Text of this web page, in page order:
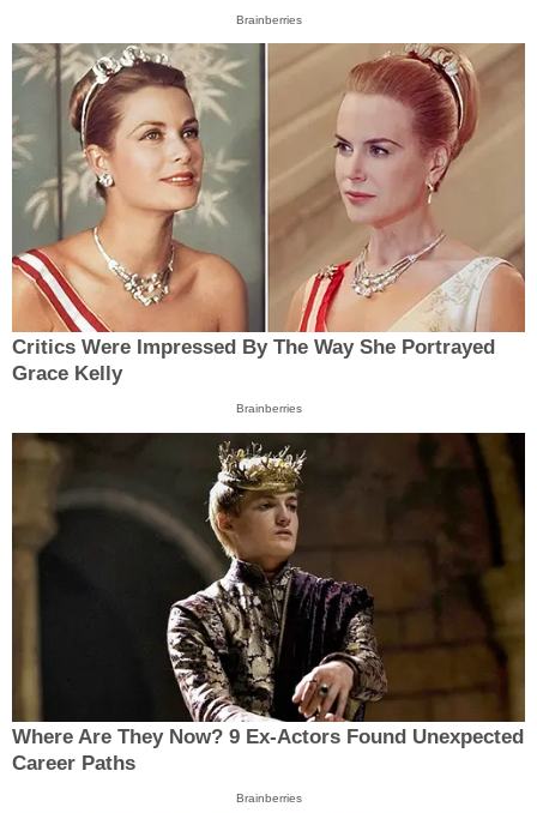
Brainberries
Critics Were Impressed By The Way She Portrayed
Grace Kelly
Brainberries
Where Are They Now? 9 Ex-Actors Found Unexpected
Career Paths
Brainberries